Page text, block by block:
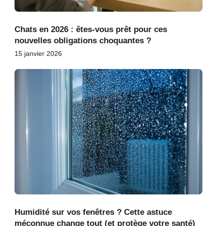
Chats en 2026 : êtes-vous prêt pour ces
nouvelles obligations choquantes ?
15 janvier 2026
Humidité sur vos fenêtres ? Cette astuce
méconnue change tout (et protège votre santé)